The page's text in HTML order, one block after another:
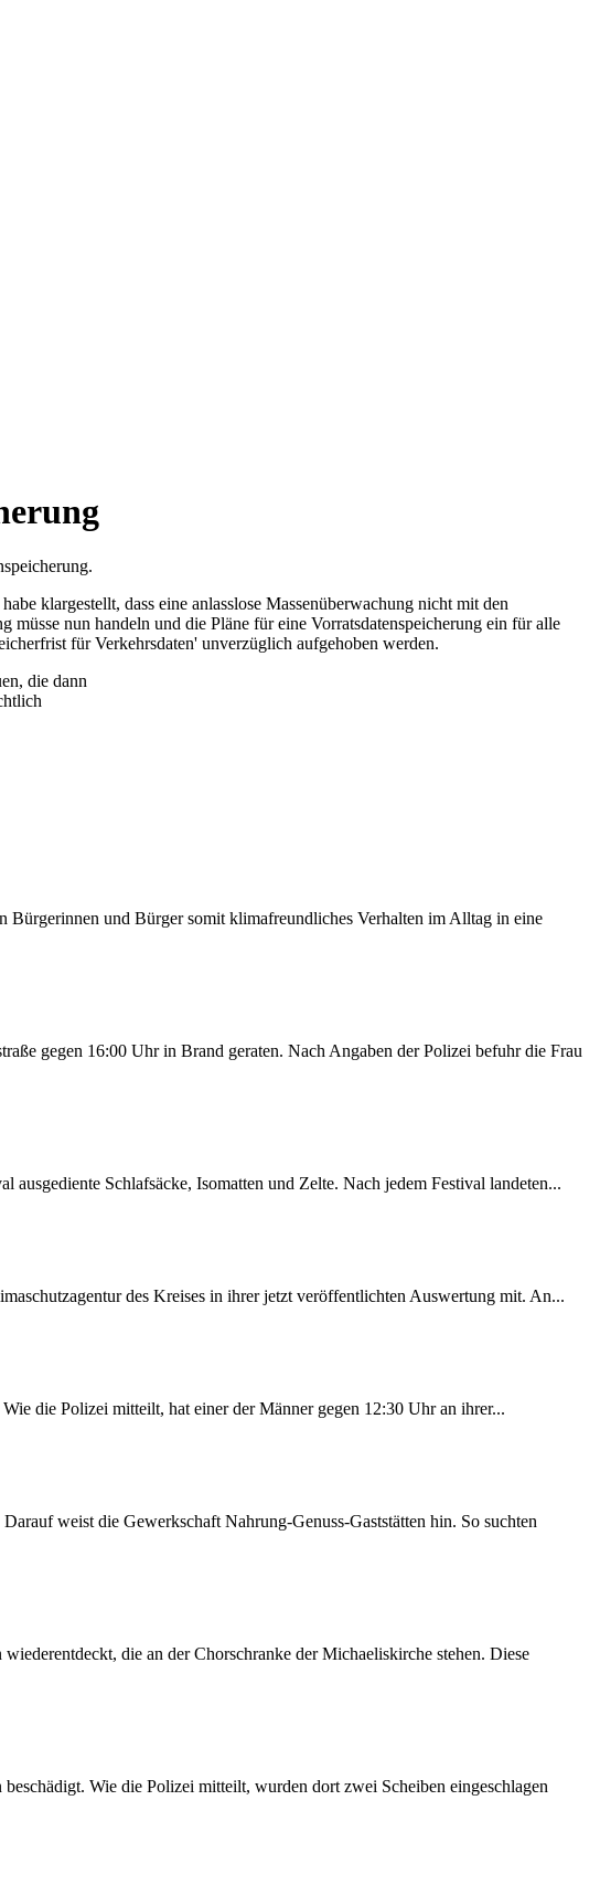
klargestellt, dass eine anlasslose Massenüberwachung nicht mit den
nun handeln und die Pläne für eine Vorratsdatenspeicherung ein für alle
für Verkehrsdaten' unverzüglich aufgehoben werden.
die dann
und Bürger somit klimafreundliches Verhalten im Alltag in eine
gegen 16:00 Uhr in Brand geraten. Nach Angaben der Polizei befuhr die Frau
Schlafsäcke, Isomatten und Zelte. Nach jedem Festival landeten...
des Kreises in ihrer jetzt veröffentlichten Auswertung mit. An...
die Polizei mitteilt, hat einer der Männer gegen 12:30 Uhr an ihrer...
weist die Gewerkschaft Nahrung-Genuss-Gaststätten hin. So suchten
die an der Chorschranke der Michaeliskirche stehen. Diese
Wie die Polizei mitteilt, wurden dort zwei Scheiben eingeschlagen